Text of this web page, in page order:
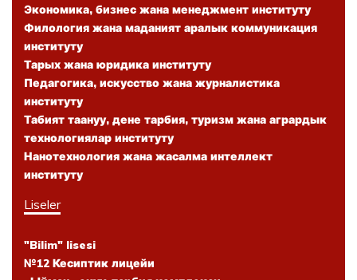
Экономика, бизнес жана менеджмент институту
Филология жана маданият аралык коммуникация
институту
Тарых жана юридика институту
Педагогика, искусство жана журналистика
институту
Табият таануу, дене тарбия, туризм жана агрардык
технологиялар институту
Нанотехнология жана жасалма интеллект
институту
Liseler
"Bilim" lisesi
№12 Кесиптик лицейи